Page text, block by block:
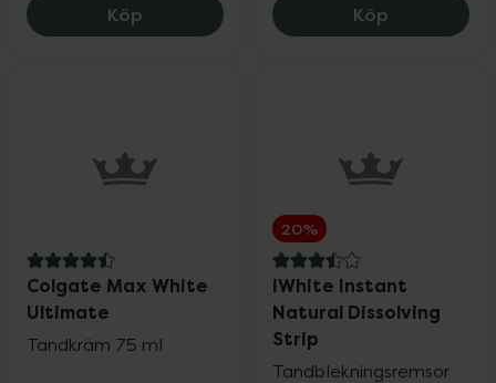
Köp Sensodyne Gentle Whitening
Köp Oral-B
4.5 av 5 i omdöme
Colgate Max White
Ultimate
Tandkräm 75 ml
20%
3.5 av 5 i omdöme
iWhite Instant
Natural Dissolving
Strip
Tandblekningsremsor